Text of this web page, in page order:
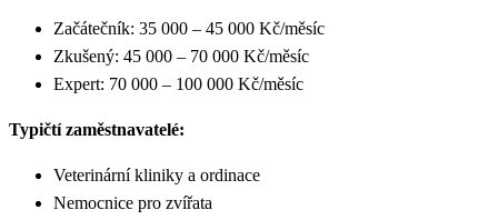
Začátečník: 35 000 – 45 000 Kč/měsíc
Zkušený: 45 000 – 70 000 Kč/měsíc
Expert: 70 000 – 100 000 Kč/měsíc
Typičtí zaměstnavatelé:
Veterinární kliniky a ordinace
Nemocnice pro zvířata